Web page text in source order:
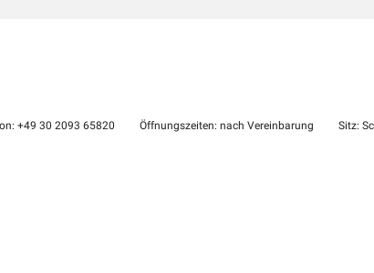
+49 30 2093 65820 Öffnungszeiten: nach Vereinbarung Sitz: